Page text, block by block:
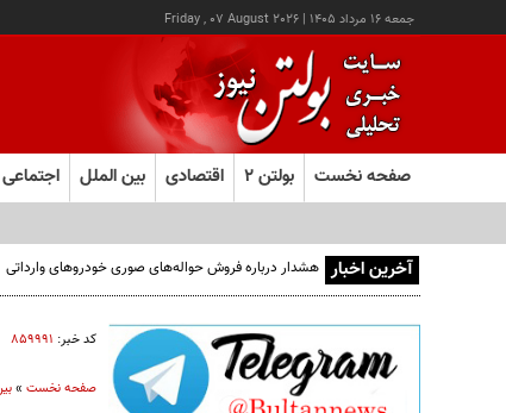
جمعه ۱۶ مرداد ۱۴۰۵ |
Friday , 07 August 2026
صفحه نخست بولتن ۲ اقتصادی بین الملل اجتماعی
آخرین اخبار هشدار درباره فروش حواله‌های صوری خودروهای وارداتی
کد خبر: ۸۵۹۹۹۱
صفحه نخست»